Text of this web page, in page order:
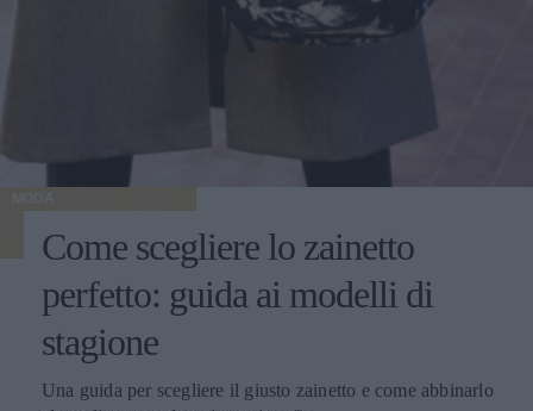
MODA
Come scegliere lo zainetto
perfetto: guida ai modelli di
stagione
Una guida per scegliere il giusto zainetto e come abbinarlo